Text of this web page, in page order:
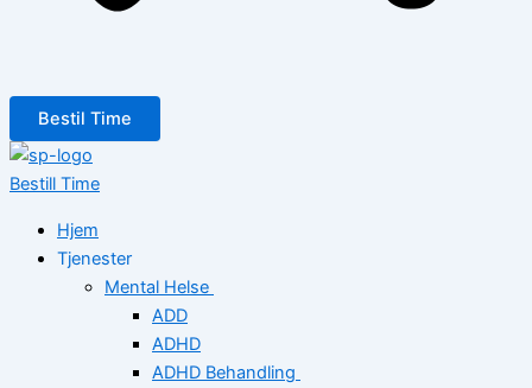
Bestil Time
Bestill Time
Hjem
Tjenester
Mental Helse
ADD
ADHD
ADHD Behandling